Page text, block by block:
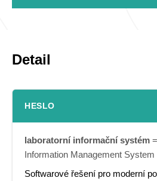
Detail
HESLO
laboratorní informační systém
Information Management System
Softwarové řešení pro moderní